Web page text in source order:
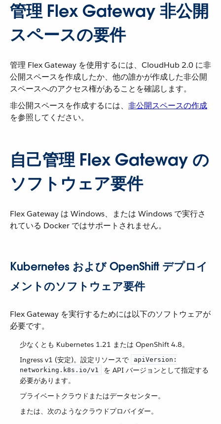
管理 Flex Gateway 非公開
スペースの要件
管理 Flex Gateway を使用するには、CloudHub 2.0 に非
公開スペースを作成したか、他の誰かが作成した非公開
スペースへのアクセス権があることを確認します。
非公開スペースを作成するには、 非公開スペースの作成
を参照してください。
自己管理 Flex Gateway の
ソフトウェア要件
Flex Gateway は Windows、または Windows で実行さ
れている Docker ではサポートされません。
Kubernetes および OpenShift デプロイ
メントのソフトウェア要件
Flex Gateway を実行するためには以下のソフトウェアが
必要です。
少なくとも Kubernetes 1.21 または OpenShift 4.8。
Ingress v1 (安定)。設定リソースで ​
apiVersion:
networking.k8s.io/v1
​ を API バージョンとして指定する
必要があります。
プライベートクラウドまたはデータセンター。
または、次のようなクラウドプロバイダー。